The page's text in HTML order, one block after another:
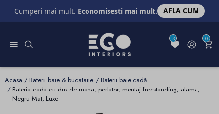
Cumperi mai mult. Economisesti mai mult. AFLA CUM
3 0
Acasa Baterii baie & bucatarie
Baterii baie cadă
Bateria cada cu dus de mana, perlator, montaj freestanding, alama,
Negru Mat, Luxe